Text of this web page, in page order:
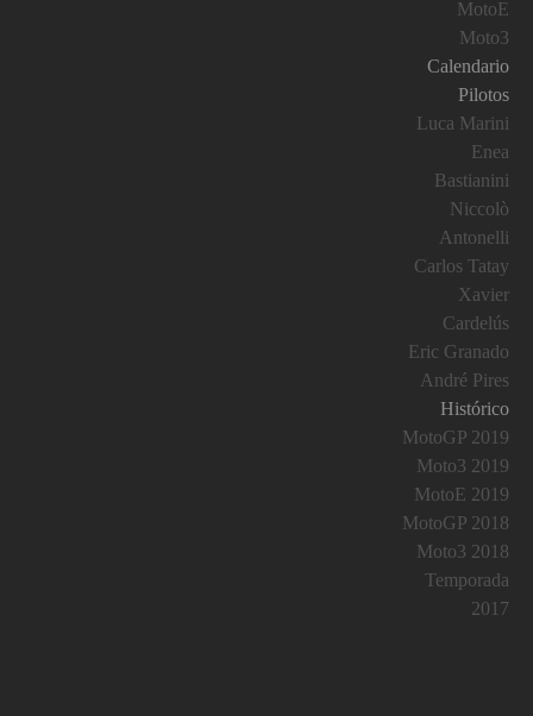
MotoE
Moto3
Calendario
Pilotos
Luca Marini
Enea
Bastianini
Niccolò
Antonelli
Carlos Tatay
Xavier
Cardelús
Eric Granado
André Pires
Histórico
MotoGP 2019
Moto3 2019
MotoE 2019
MotoGP 2018
Moto3 2018
Temporada
2017